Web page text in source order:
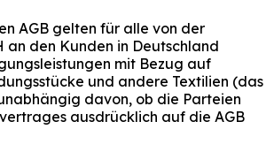
AGB gelten für alle von der
an den Kunden in Deutschland
mit Bezug auf
und andere Textilien (das
davon, ob die Parteien
ausdrücklich auf die AGB